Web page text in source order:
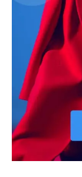
Terms of Use
X